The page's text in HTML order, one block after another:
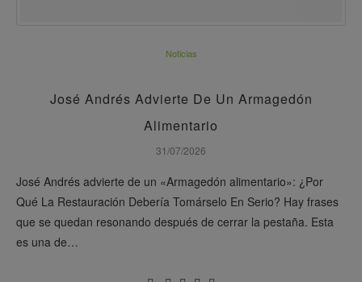
Noticias
José Andrés Advierte De Un Armagedón
Alimentario
31/07/2026
José Andrés advierte de un «Armagedón alimentario»: ¿Por
Qué La Restauración Debería Tomárselo En Serio? Hay frases
que se quedan resonando después de cerrar la pestaña. Esta
es una de…